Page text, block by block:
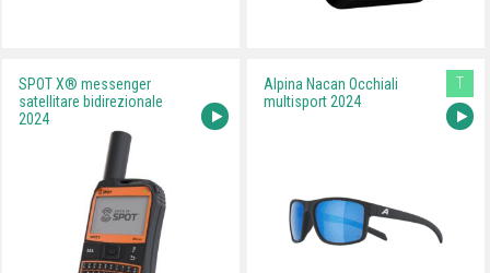
SPOT X® messenger
satellitare bidirezionale
2024
Alpina Nacan Occhiali
multisport 2024
T